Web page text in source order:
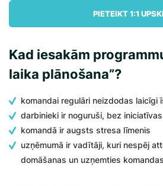
PIETEIKT 1:1
Kad iesakām
laika plānošana”?
komandai regulāri neizdodas laicīgi
darbinieki ir noguruši, bez iniciatīvas
komandā ir augsts stresa līmenis
uzņēmumā ir vadītāji, kuri nespēj
domāšanas un uzņemties